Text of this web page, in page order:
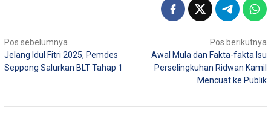
Navigasi
pos
Pos sebelumnya
Jelang Idul Fitri 2025, Pemdes
Seppong Salurkan BLT Tahap 1
Pos berikutnya
Awal Mula dan Fakta-fakta Isu
Perselingkuhan Ridwan Kamil
Mencuat ke Publik